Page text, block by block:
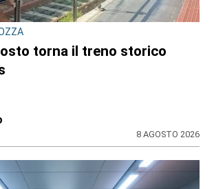
torna il treno storico
8 AGOSTO 2026